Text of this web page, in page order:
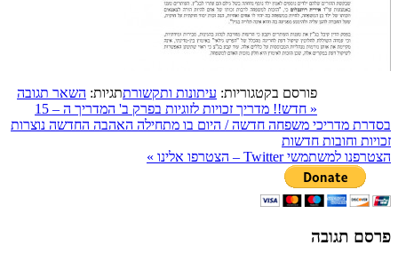
פורסם בקטגוריות: עיתונות ותקשורתתגיות: השאר תגובה
«
חדש!! מדריך זכויות לזוגיות בפרק ב' המדריך ה – 15
בסדרת מדריכי משפחה חדשה / היום בו מתחילה האהבה החדשה נוצרות
זכויות וחובות חדשות
הצטרפנו למשתמשי Twitter – הצטרפו אלינו
»
פרסם תגובה